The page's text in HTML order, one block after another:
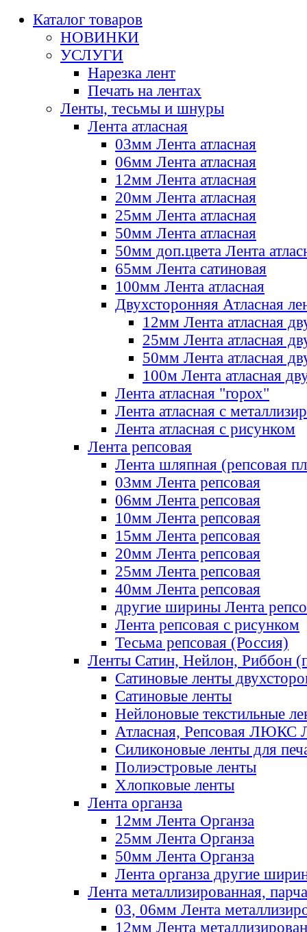
Каталог товаров
НОВИНКИ
УСЛУГИ
Нарезка лент
Печать на лентах
Ленты, тесьмы и шнуры
Лента атласная
03мм Лента атласная
06мм Лента атласная
12мм Лента атласная
20мм Лента атласная
25мм Лента атласная
50мм Лента атласная
50мм доп.цвета Лента
65мм Лента сатиновая
100мм Лента атласная
Двухсторонняя Атласная
12мм Лента атласная
25мм Лента атласная
50мм Лента атласная
100м Лента атласная
Лента атласная "горох"
Лента атласная с
Лента атласная с рисунком
Лента репсовая
Лента шляпная (репсовая
03мм Лента репсовая
06мм Лента репсовая
10мм Лента репсовая
15мм Лента репсовая
20мм Лента репсовая
25мм Лента репсовая
40мм Лента репсовая
другие ширины Лента
Лента репсовая с рисунком
Тесьма репсовая (Россия)
Ленты Сатин, Нейлон, Риббон
Сатиновые ленты
Сатиновые ленты
Нейлоновые текстильные
Атласная, Репсовая ЛЮКС
Силиконовые ленты для
Полиэстровые ленты
Хлопковые ленты
Лента органза
12мм Лента Органза
25мм Лента Органза
50мм Лента Органза
Лента органза другие
Лента металлизированная, парча
03, 06мм Лента
12мм Лента